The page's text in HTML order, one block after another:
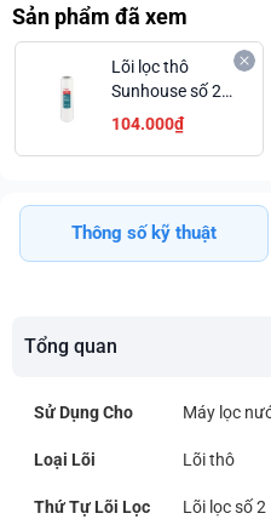
Sản phẩm đã xem
Lõi lọc thô
Sunhouse số 2
GAC than hoạt
104.000₫
Thông số kỹ thuật
Tổng quan
Sử Dụng Cho Máy lọc
Loại Lõi Lõi thô
Thứ Tự Lõi Lọc Lõi lọc số 2